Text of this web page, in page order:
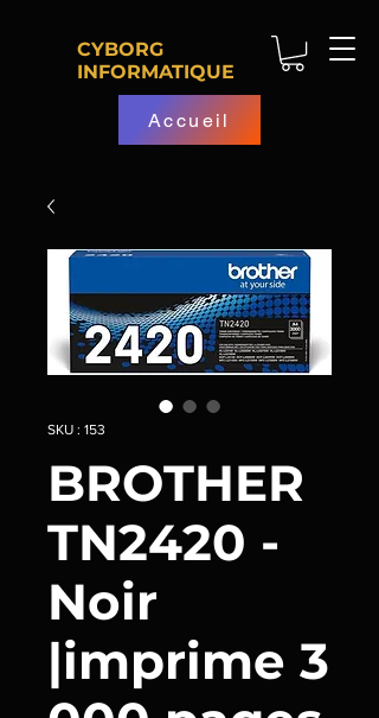
CYBORG
INFORMATIQUE
Accueil
SKU : 153
BROTHER
TN2420 -
Noir
|imprime 3